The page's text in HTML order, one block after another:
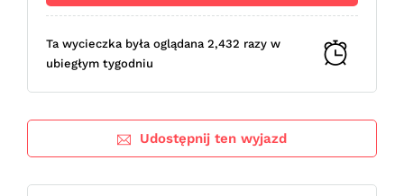
Ta wycieczka była oglądana 2,432 razy w
ubiegłym tygodniu
Udostępnij ten wyjazd